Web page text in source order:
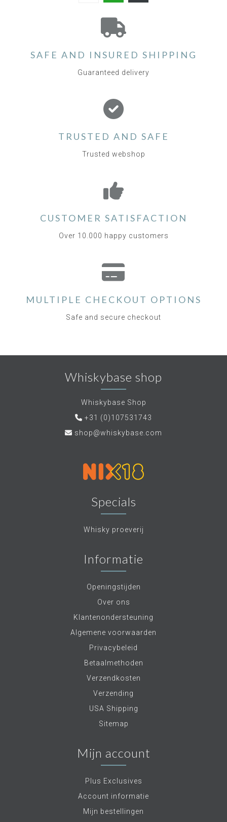
SAFE AND INSURED SHIPPING
Guaranteed delivery
TRUSTED AND SAFE
Trusted webshop
CUSTOMER SATISFACTION
Over 10.000 happy customers
MULTIPLE CHECKOUT OPTIONS
Safe and secure checkout
Whiskybase shop
Whiskybase Shop
+31 (0)107531743
shop@whiskybase.com
Specials
Whisky proeverij
Informatie
Openingstijden
Over ons
Klantenondersteuning
Algemene voorwaarden
Privacybeleid
Betaalmethoden
Verzendkosten
Verzending
USA Shipping
Sitemap
Mijn account
Plus Exclusives
Account informatie
Mijn bestellingen